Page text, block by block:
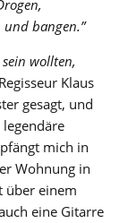
bangen.”
wollten,
Klaus
gesagt, und
legendäre
mich in
Wohnung in
über einem
eine Gitarre